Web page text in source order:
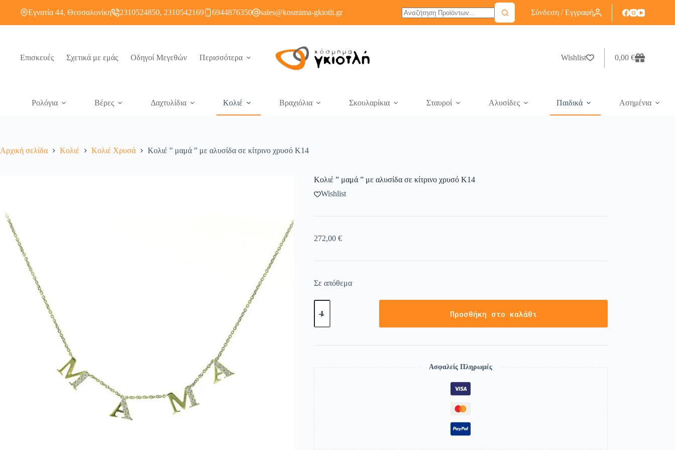
Εγνατία 44, Θεσσαλονίκη 2310524850, 2310542169 6944876350 sales@kosmima-gkiotli.gr Σύνδεση / Εγγραφή
Επισκευές Σχετικά με εμάς Οδηγοί Μεγεθών Περισσότερα Wishlist 0,00 €
Ρολόγια Βέρες Δαχτυλίδια Κολιέ Βραχιόλια Σκουλαρίκια Σταυροί Αλυσίδες Παιδικά Ασημένια
Αρχική σελίδα Κολιέ Κολιέ Χρυσά Κολιέ ” μαμά ” με αλυσίδα σε κίτρινο χρυσό Κ14
Κολιέ ” μαμά ” με αλυσίδα σε κίτρινο χρυσό Κ14
Wishlist
272,00 €
Σε απόθεμα
Προσθήκη στο καλάθι
Ασφαλείς Πληρωμές